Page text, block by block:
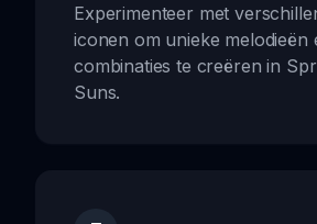
Experimenteer met
iconen om unieke melodieën
combinaties te creëren in
Suns.